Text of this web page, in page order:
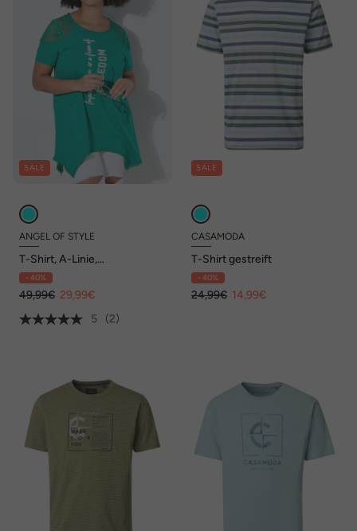
SALE
ANGEL OF STYLE
T-Shirt, A-Linie,
Schmucknaht, Schulter-
Netz
- 40%
49,99€ 29,99€
5
(2)
SALE
CASAMODA
T-Shirt gestreift
- 40%
24,99€ 14,99€